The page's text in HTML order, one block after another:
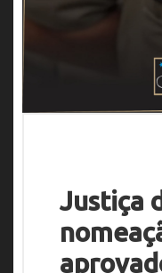
Justiça